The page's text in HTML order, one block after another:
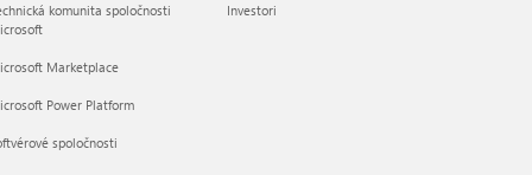
komunita spoločnosti
Marketplace
Power Platform
spoločnosti
Investori